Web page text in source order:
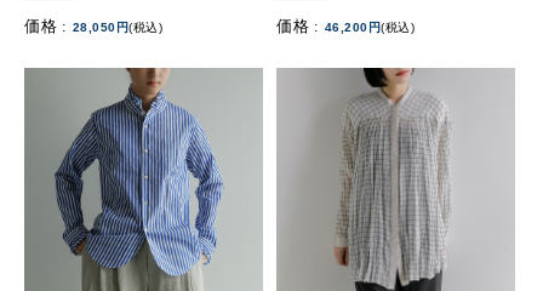
価格 : 28,050円(税込) 価格 : 46,200円(税込)